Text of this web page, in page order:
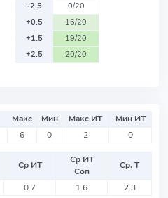
-2.5
0/20
+0.5
16/20
+1.5
19/20
+2.5
20/20
Макс Мин Макс ИТ
Мин ИТ
6 0 2 0
Ср ИТ
Ср ИТ
Соп
Ср. Т
0.7 1.6 2.3